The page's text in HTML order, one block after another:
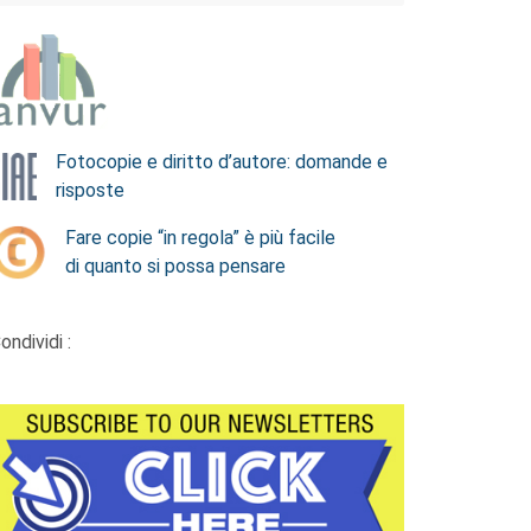
Fotocopie e diritto d’autore: domande e
risposte
Fare copie “in regola” è più facile
di quanto si possa pensare
: